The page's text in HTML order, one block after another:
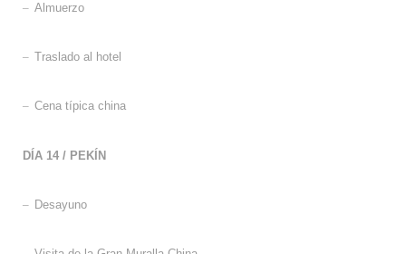
– Almuerzo
– Traslado al hotel
– Cena típica china
DÍA 14 / PEKÍN
– Desayuno